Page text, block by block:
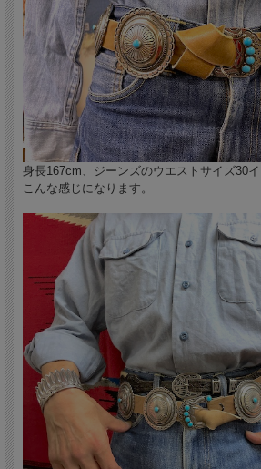
TRIBAL INDIAN CEREMONIAL（ギャラップ・インタ
ン・セレモニアル）で、SECOND PRIZE（準優勝）
身長167cm、ジーンズのウエストサイズ30
こんな感じになります。